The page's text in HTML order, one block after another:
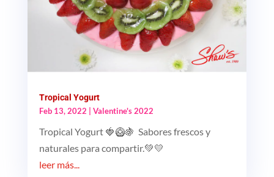
Tropical Yogurt
Feb 13, 2022
Valentine's 2022
Tropical Yogurt 🍓🥝🍇 Sabores frescos y
naturales para compartir.💚💛
leer más...